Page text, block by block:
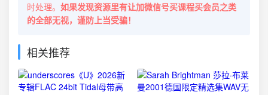
时处理。 如果发现资源里有让加微信号买课程买会员之类
的全部无视，谨防上当受骗！
相关推荐